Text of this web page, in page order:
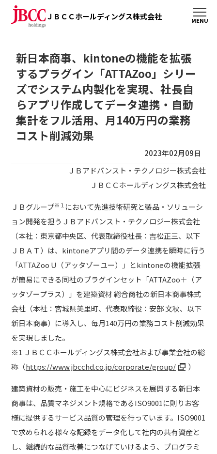
ＪＢＣＣホールディングス株式会社
新日本商事、kintoneの機能を拡張
するプラグイン「ATTAZoo」シリー
ズでシステム内製化を実現、社長自
らアプリ作成してデータ連携・自動
集計をフル活用、月140万円の業務
コスト削減効果
2023年02月09日
ＪＢアドバンスト・テクノロジー株式会社
ＪＢＣＣホールディングス株式会社
ＪＢグループ※１ において先進技術研究と製品・ソリューシ
ョン開発を担うＪＢアドバンスト・テクノロジー株式会社
（本社：東京都中央区、代表取締役社長：吉松正三、以下
ＪＢＡＴ）は、kintoneアプリ間のデータ連携を瞬時に行う
「ATTAZoo U（アッタゾーユー）」とkintoneの機能拡張
が簡易にできる同社のプラグインセット「ATTAZoo＋（ア
ッタゾープラス）」を建築資材 総合商社の新日本商事株式
会社（本社：宮城県美里町、代表取締役：安部 文秋、以下
新日本商事）に導入し、毎月140万円の業務コスト削減効果
を実現しました。
※1 ＪＢＣＣホールディングス株式会社および事業会社の総
称（https://www.jbcchd.co.jp/corporate/group/ ）
建築資材の販売・施工を中心にビジネスを展開する新日本
商事は、品質マネジメント規格であるISO9001に則りお客
様に提供するサービス品質の管理を行っています。ISO9001
で求められる様々な記録をデータ化して社内の共有資産と
し、継続的な品質改善につなげていけるよう、プログラミ